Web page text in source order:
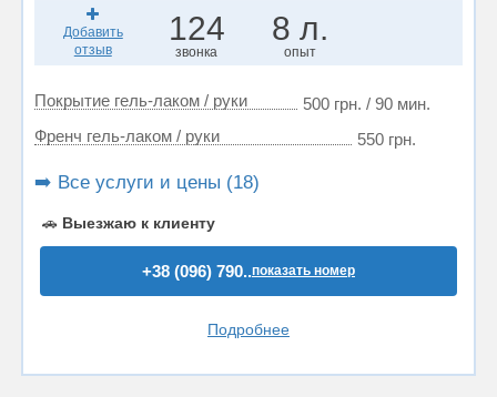
Добавить
отзыв
124
звонка
8 л.
опыт
Покрытие гель-лаком / руки
500 грн. / 90 мин.
Френч гель-лаком / руки
550 грн.
➡️ Все услуги и цены (18)
🚗 Выезжаю к клиенту
+38 (096) 790..показать номер
Подробнее